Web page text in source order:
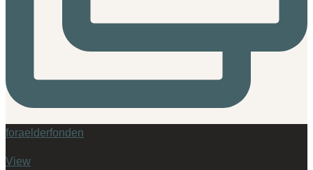
foraelderfonden
View